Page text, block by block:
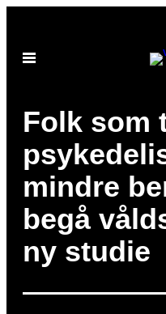
content
Open
Folk som
mindre
begå
ny studie